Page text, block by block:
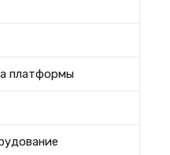
платформы